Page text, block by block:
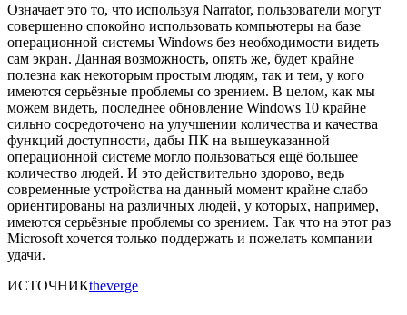
Означает это то, что используя Narrator, пользователи могут
совершенно спокойно использовать компьютеры на базе
операционной системы Windows без необходимости видеть
сам экран. Данная возможность, опять же, будет крайне
полезна как некоторым простым людям, так и тем, у кого
имеются серьёзные проблемы со зрением. В целом, как мы
можем видеть, последнее обновление Windows 10 крайне
сильно сосредоточено на улучшении количества и качества
функций доступности, дабы ПК на вышеуказанной
операционной системе могло пользоваться ещё большее
количество людей. И это действительно здорово, ведь
современные устройства на данный момент крайне слабо
ориентированы на различных людей, у которых, например,
имеются серьёзные проблемы со зрением. Так что на этот раз
Microsoft хочется только поддержать и пожелать компании
удачи.
ИСТОЧНИКtheverge